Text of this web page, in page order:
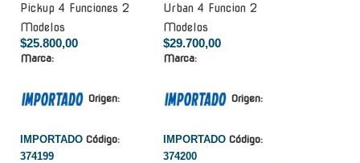
Pickup 4 Funciones 2
Modelos
$25.800,00
Marca:
Origen:
IMPORTADO Código:
374199
Urban 4 Funcion 2
Modelos
$29.700,00
Marca:
Origen:
IMPORTADO Código:
374200